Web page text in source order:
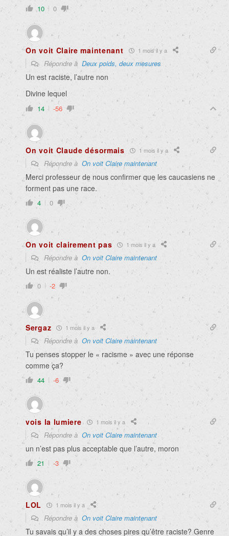
10 0
On voit Claire maintenant 1 mois il y a
Répondre à Deux poids, deux mesures
Un est raciste, l’autre non
Divine lequel
14 -56
On voit Claude désormais 1 mois il y a
Répondre à On voit Claire maintenant
Merci professeur de nous confirmer que les caucasiens ne
forment pas une race.
4 0
On voit clairement pas 1 mois il y a
Répondre à On voit Claire maintenant
Un est réaliste l’autre non.
0 -2
Sergaz 1 mois il y a
Répondre à On voit Claire maintenant
Tu penses stopper le « racisme » avec une réponse
comme ça?
44 -6
vois la lumiere 1 mois il y a
Répondre à On voit Claire maintenant
un n’est pas plus acceptable que l’autre, moron
21 -3
LOL 1 mois il y a
Répondre à On voit Claire maintenant
Tu savais qu’il y a des choses pires qu’être raciste? Genre